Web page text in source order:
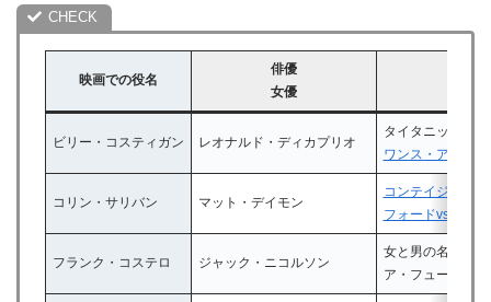
映画での役名
俳優
女優
ビリー・コスティガン レオナルド・ディカプリオ
タイタニック
ワンス・アポン
コリン・サリバン マット・デイモン
コンテイジョン
フォードvsフェ
フランク・コステロ ジャック・ニコルソン
女と男の名誉
ア・フュー・グ